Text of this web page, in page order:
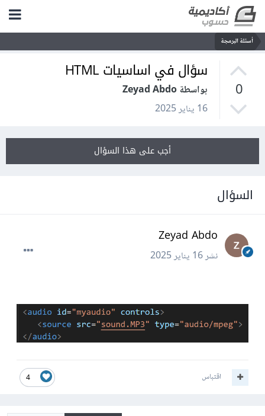
أسئلة البرمجة
0
سؤال في اساسيات HTML
بواسطة Zeyad Abdo
16 يناير 2025
أجب على هذا السؤال
السؤال
Zeyad Abdo
نشر16 يناير 2025
4 اقتباس